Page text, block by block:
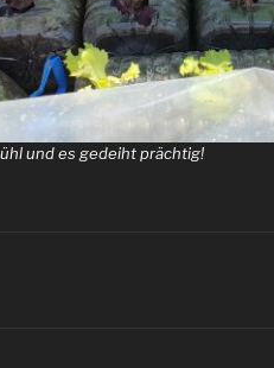
und es gedeiht prächtig!